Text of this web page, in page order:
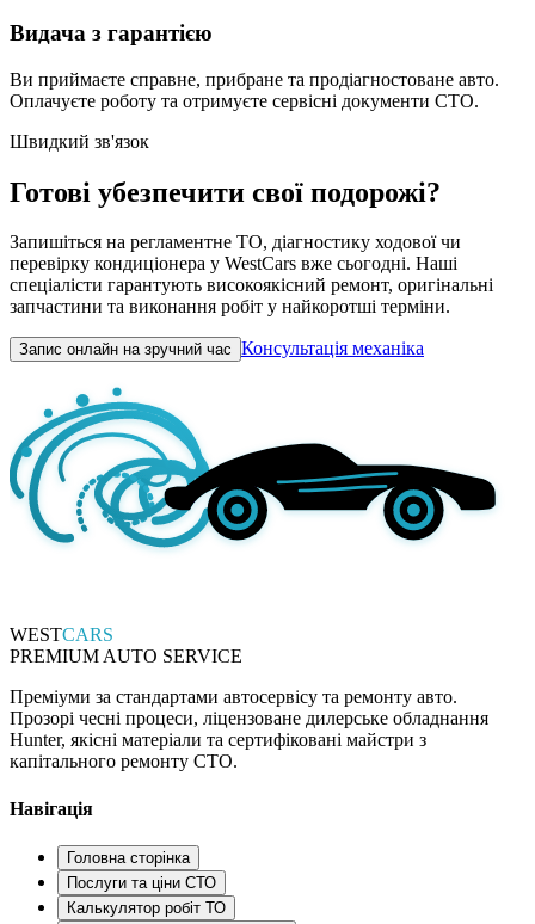
Видача з гарантією
Ви приймаєте справне, прибране та продіагностоване авто.
Оплачуєте роботу та отримуєте сервісні документи СТО.
Швидкий зв'язок
Готові убезпечити свої подорожі?
Запишіться на регламентне ТО, діагностику ходової чи
перевірку кондиціонера у WestCars вже сьогодні. Наші
спеціалісти гарантують високоякісний ремонт, оригінальні
запчастини та виконання робіт у найкоротші терміни.
Запис онлайн на зручний час Консультація механіка
WESTCARS
PREMIUM AUTO SERVICE
Преміуми за стандартами автосервісу та ремонту авто.
Прозорі чесні процеси, ліцензоване дилерське обладнання
Hunter, якісні матеріали та сертифіковані майстри з
капітального ремонту СТО.
Навігація
Головна сторінка
Послуги та ціни СТО
Калькулятор робіт ТО